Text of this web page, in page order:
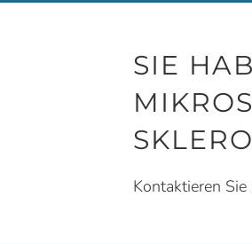
SIE
Kontaktieren